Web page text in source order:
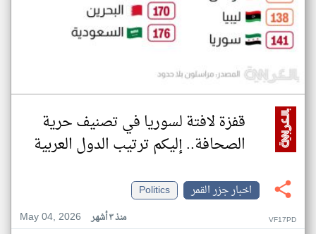
قفزة لافتة لسوريا في تصنيف حرية
الصحافة.. إليكم ترتيب الدول العربية
اخبار جزر القمر
Politics
May 04, 2026
منذ ٣ أشهر VF17PD